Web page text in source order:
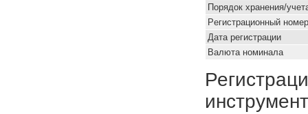
Порядок хранения/
Pегистрационный номер
Дата регистрации
Валюта номинала